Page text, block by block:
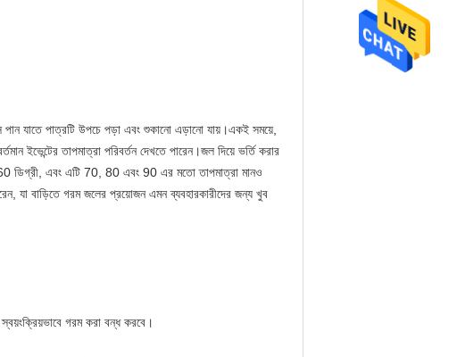
পান যাতে পাত্রটি উপচে পড়া এবং শুকানো এড়ানো যায়।একই সময়ে,
ইভেন্টের তাপমাত্রা পরিবর্তন দেখতে পারেন।জল দিয়ে ভর্তি করার
60 ডিগ্রী, এবং এটি 70, 80 এবং 90 এর মতো তাপমাত্রা মানও
যা বাড়িতে গরম জলের প্রয়োজন এমন ব্যবহারকারীদের জন্য খুব
গরম করা বন্ধ করবে।